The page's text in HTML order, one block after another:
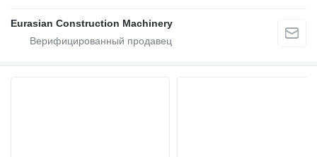
Eurasian Construction Machinery